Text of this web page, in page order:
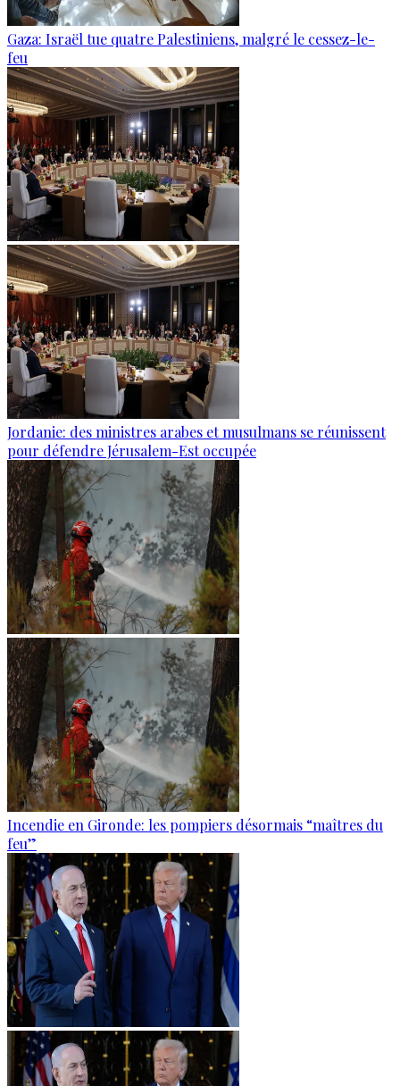
Gaza: Israël tue quatre Palestiniens, malgré le cessez-le-
feu
Jordanie: des ministres arabes et musulmans se réunissent
pour défendre Jérusalem-Est occupée
Incendie en Gironde: les pompiers désormais “maîtres du
feu”